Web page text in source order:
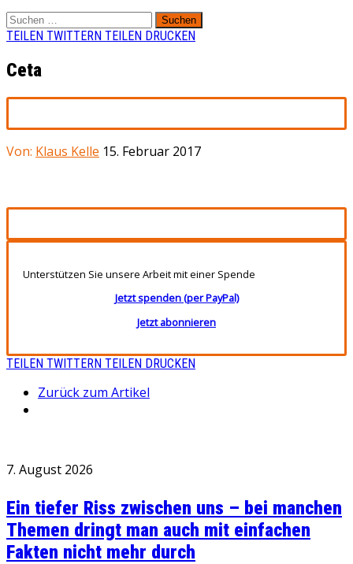
Suchen
nach:
TEILEN TWITTERN TEILEN DRUCKEN
Ceta
Von: Klaus Kelle 15. Februar 2017
Unterstützen Sie unsere Arbeit mit einer Spende
Jetzt spenden (per PayPal)
Jetzt abonnieren
TEILEN TWITTERN TEILEN DRUCKEN
Zurück zum Artikel
7. August 2026
Ein tiefer Riss zwischen uns – bei manchen
Themen dringt man auch mit einfachen
Fakten nicht mehr durch